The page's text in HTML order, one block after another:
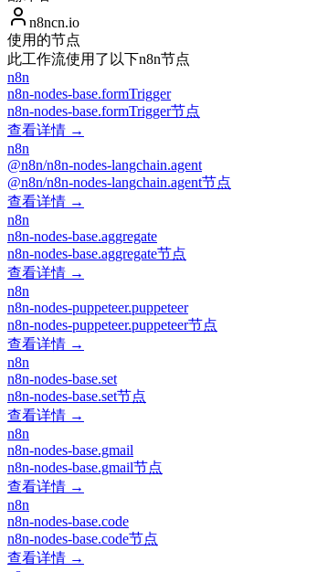
n8ncn.io
使用的节点
此工作流使用了以下n8n节点
n8n
n8n-nodes-base.formTrigger
n8n-nodes-base.formTrigger节点
查看详情 →
n8n
@n8n/n8n-nodes-langchain.agent
@n8n/n8n-nodes-langchain.agent节点
查看详情 →
n8n
n8n-nodes-base.aggregate
n8n-nodes-base.aggregate节点
查看详情 →
n8n
n8n-nodes-puppeteer.puppeteer
n8n-nodes-puppeteer.puppeteer节点
查看详情 →
n8n
n8n-nodes-base.set
n8n-nodes-base.set节点
查看详情 →
n8n
n8n-nodes-base.gmail
n8n-nodes-base.gmail节点
查看详情 →
n8n
n8n-nodes-base.code
n8n-nodes-base.code节点
查看详情 →